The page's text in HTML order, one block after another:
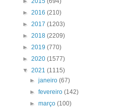
► 2016 (210)
► 2017 (1203)
► 2018 (2209)
► 2019 (770)
► 2020 (1577)
▼ 2021 (1115)
►janeiro(67)
►fevereiro(142)
►março(100)